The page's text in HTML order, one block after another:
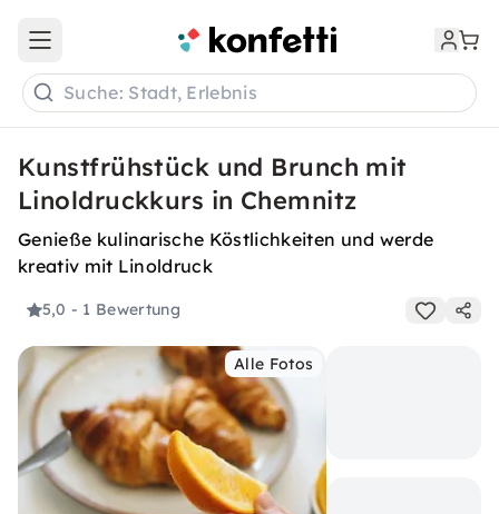
Open main menu
Suche: Stadt, Erlebnis
Kunstfrühstück und Brunch mit
Linoldruckkurs in Chemnitz
Genieße kulinarische Köstlichkeiten und werde
kreativ mit Linoldruck
5,0 - 1 Bewertung
Alle Fotos